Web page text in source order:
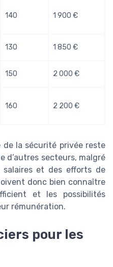
140 1 900 €
130 1 850 €
150 2 000 €
160 2 200 €
de la sécurité privée reste
d’autres secteurs, malgré
et des efforts de
donc bien connaître
et les possibilités
rémunération.
pour les